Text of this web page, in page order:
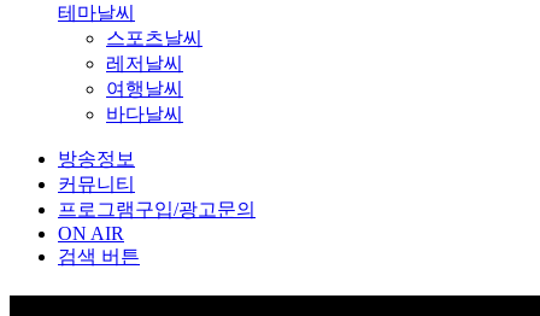
테마날씨
스포츠날씨
레저날씨
여행날씨
바다날씨
방송정보
커뮤니티
프로그램구입/광고문의
ON AIR
검색 버튼